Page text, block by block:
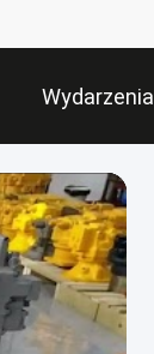
Wydarzenia